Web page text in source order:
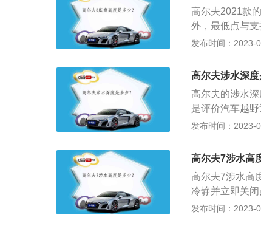
不会翻车。
高尔夫2021款
外，最低点与
碍物的能力。
的全新一代高
亮相。高尔夫
距2636毫米。
地间隙在200毫
的，该数据也
体要看车辆的
车辆，可增加
域，考虑到车
发布时间：2023-
高尔夫涉水深度
高尔夫的涉水
是评价汽车越
深度。2、判断
这种情况下容
惕，避免发动
发布时间：2023-
高尔夫7涉水高
高尔夫7涉水高
冷静并立即关
很大的损害，
发布时间：2023-